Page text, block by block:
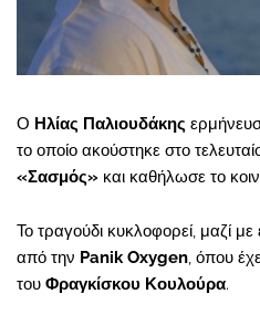
Ο Ηλίας Παλιουδάκης
το οποίο ακούστηκε στο
«Σασμός» και καθήλωσε το
Το τραγούδι κυκλοφορεί, μαζί
από την Panik Oxygen, όπου
του Φραγκίσκου Κουλούρα.